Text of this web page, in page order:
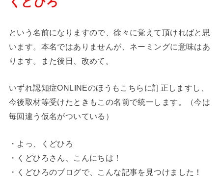
という名前になりますので、徐々に覚えて頂ければと思
います。本名ではありませんが、ネーミングに意味はあ
ります。また後日、改めて。
いずれ認知症ONLINEのほうもこちらに訂正しますし、
今後取材等受けたときもこの名前で統一します。（今は
毎回違う仮名がついている）
・よっ、くどひろ
・くどひろさん、こんにちは！
・くどひろのブログで、こんな記事を見つけました！